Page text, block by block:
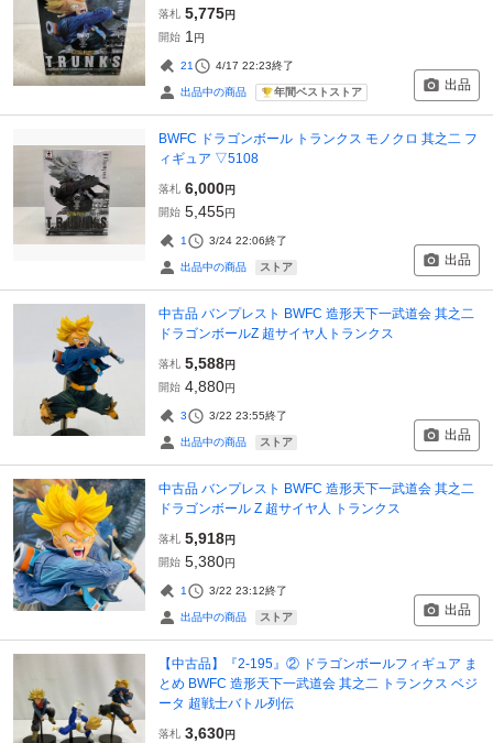
落札 5,775円
開始 1 円
21 4/17 22:23終了
出品中の商品 年間ベストストア 出品
BWFC ドラゴンボール トランクス モノクロ 其之二 フ
ィギュア ▽5108
落札 6,000円
開始 5,455円
1 3/24 22:06終了
出品中の商品 ストア 出品
中古品 バンプレスト BWFC 造形天下一武道会 其之二
ドラゴンボールZ 超サイヤ人トランクス
落札 5,588円
開始 4,880円
3 3/22 23:55終了
出品中の商品 ストア 出品
中古品 バンプレスト BWFC 造形天下一武道会 其之二
ドラゴンボール Z 超サイヤ人 トランクス
落札 5,918円
開始 5,380円
1 3/22 23:12終了
出品中の商品 ストア 出品
【中古品】『2-195』② ドラゴンボールフィギュア ま
とめ BWFC 造形天下一武道会 其之二 トランクス ベジ
ータ 超戦士バトル列伝
落札 3,630円